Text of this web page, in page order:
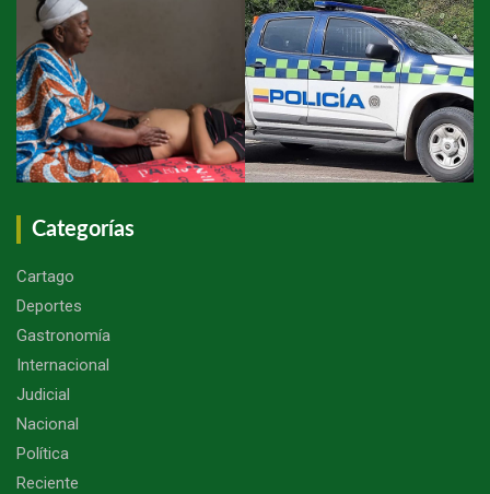
Categorías
Cartago
Deportes
Gastronomía
Internacional
Judicial
Nacional
Política
Reciente